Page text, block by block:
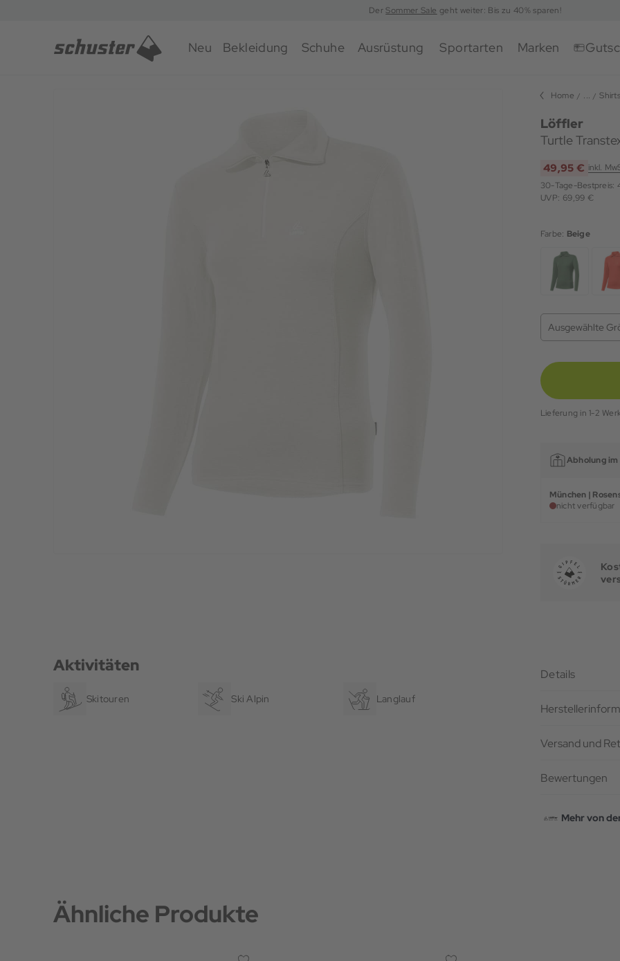
DerSommer Sale geht weiter: Bis zu 40% sparen!
Neu Bekleidung Schuhe Ausrüstung Sportarten Marken
Home ... Shirts
Löffler
Turtle
49,95 € inkl.
30-Tage-Bestpreis:
UVP: 69,99 €
Farbe: Beige
Ausgewählte
Lieferung in 1-2
Abholung im
München |
nicht verfügbar
Aktivitäten
Skitouren Ski Alpin Langlauf
Details
Versand und
Bewertungen
Mehr von
Ähnliche Produkte